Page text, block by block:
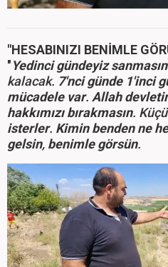
"HESABINIZI BENİMLE
"Yedinci gündeyiz
kalacak. 7'nci günde 1'inci
mücadele var. Allah
hakkımızı bırakmasın.
isterler. Kimin benden ne
gelsin, benimle görsün.